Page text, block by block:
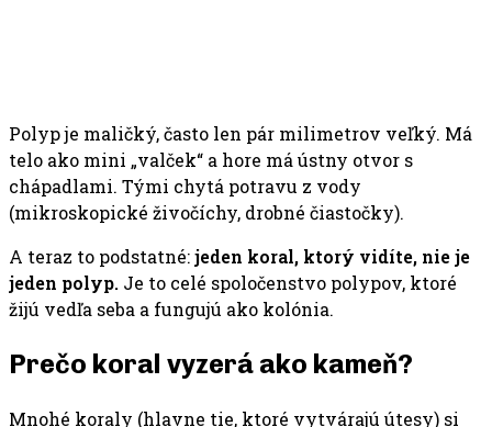
Polyp je maličký, často len pár milimetrov veľký. Má
telo ako mini „valček“ a hore má ústny otvor s
chápadlami. Tými chytá potravu z vody
(mikroskopické živočíchy, drobné čiastočky).
A teraz to podstatné:jeden koral, ktorý vidíte, nie je
jeden polyp. Je to celé spoločenstvo polypov, ktoré
žijú vedľa seba a fungujú ako kolónia.
Prečo koral vyzerá ako kameň?
Mnohé koraly (hlavne tie, ktoré vytvárajú útesy) si